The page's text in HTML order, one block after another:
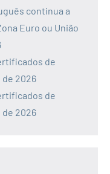
continua a
Euro ou União
de
2026
de
2026